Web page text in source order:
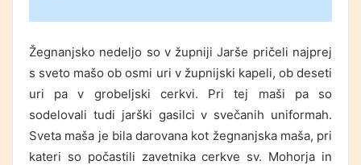
Žegnanjsko nedeljo so v župniji Jarše pričeli najprej
s sveto mašo ob osmi uri v župnijski kapeli, ob deseti
uri pa v grobeljski cerkvi. Pri tej maši pa so
sodelovali tudi jarški gasilci v svečanih uniformah.
Sveta maša je bila darovana kot žegnanjska maša, pri
kateri so počastili zavetnika cerkve sv. Mohorja in